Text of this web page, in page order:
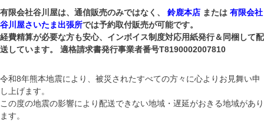
有限会社谷川屋は、通信販売のみではなく、 鈴鹿本店 または 有限会社
谷川屋さいたま出張所では予約取付販売が可能です。
経費精算が必要な方も安心、インボイス制度対応用紙発行＆同梱して配
送しています。 適格請求書発行事業者番号T8190002007810
令和8年熊本地震により、被災されたすべての方々に心よりお見舞い申
し上げます。
この度の地震の影響により配送できない地域・遅延がおきる地域があり
ます。